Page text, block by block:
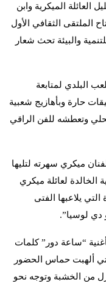
الميكرية وابن
الملتقى الثقافي الأول
والبيئة تحث شعار
البلدي لمتابعة
حارة وبأهازيج شعبية
وتعطشه للفن الراقي
ميكري سهرته لتليها
الخالدة لعائلة ميكري
يلاعبها الفتى
دي لوسيا”.
“ساعة دور” كلمات
ألهبت حماس الحضور
من الخشبة وتوجه نحو